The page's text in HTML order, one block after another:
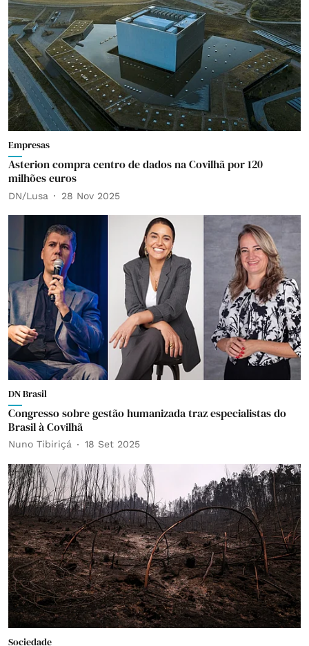
Empresas
Asterion compra centro de dados na Covilhã por 120
milhões euros
DN/Lusa 28 Nov 2025
DN Brasil
Congresso sobre gestão humanizada traz especialistas do
Brasil à Covilhã
Nuno Tibiriçá 18 Set 2025
Sociedade